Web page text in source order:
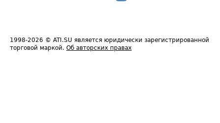
1998-2026 © ATI.SU является юридически зарегистрированной
торговой маркой. Об авторских правах